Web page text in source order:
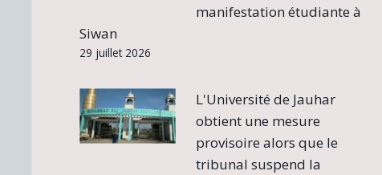
manifestation étudiante à
Siwan
29 juillet 2026
L'Université de Jauhar
obtient une mesure
provisoire alors que le
tribunal suspend la